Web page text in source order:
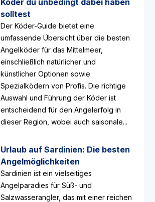
solltest
Der Köder-Guide bietet eine
umfassende Übersicht über die besten
Angelköder für das Mittelmeer,
einschließlich natürlicher und
künstlicher Optionen sowie
Spezialködern von Profis. Die richtige
Auswahl und Führung der Köder ist
entscheidend für den Angelerfolg in
dieser Region, wobei auch saisonale...
Urlaub auf Sardinien: Die besten
Angelmöglichkeiten
Sardinien ist ein vielseitiges
Angelparadies für Süß- und
Salzwasserangler, das mit einer reichen